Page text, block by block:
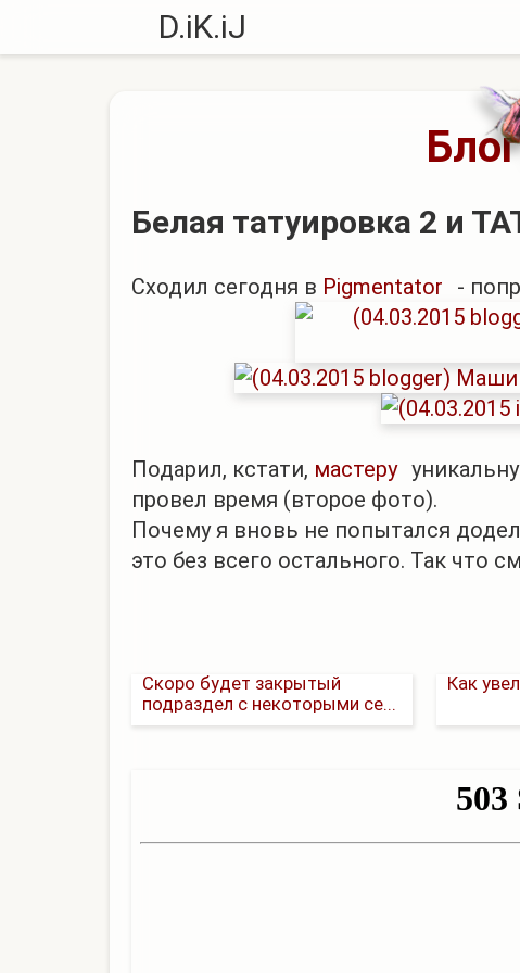
D.iK.iJ
Белая татуировка 2 и
Сходил сегодня в Pigmentator -
Подарил, кстати, мастеру
провел время (второе фото).
Почему я вновь не попытался
это без всего остального. Так что
Скоро будет закрытый
подраздел с некоторыми се...
Как